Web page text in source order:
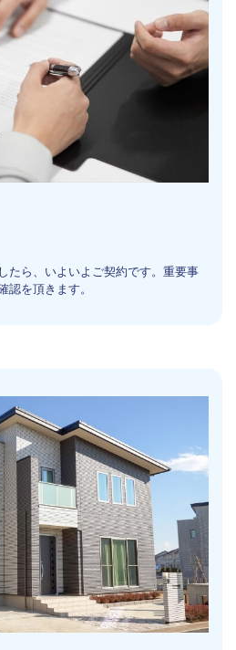
たら、いよいよご契約です。重要事
認を頂きます。